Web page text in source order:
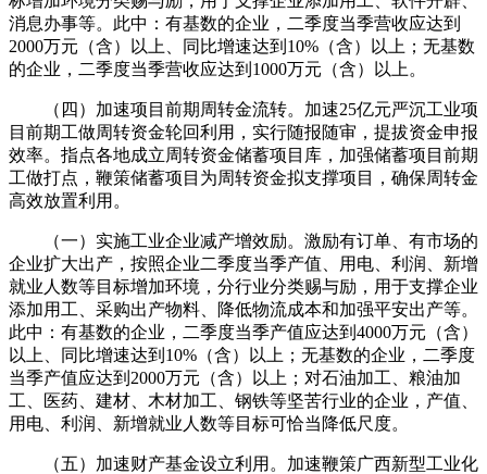
消息办事等。此中：有基数的企业，二季度当季营收应达到
2000万元（含）以上、同比增速达到10%（含）以上；无基数
的企业，二季度当季营收应达到1000万元（含）以上。
（四）加速项目前期周转金流转。加速25亿元严沉工业项
目前期工做周转资金轮回利用，实行随报随审，提拔资金申报
效率。指点各地成立周转资金储蓄项目库，加强储蓄项目前期
工做打点，鞭策储蓄项目为周转资金拟支撑项目，确保周转金
高效放置利用。
（一）实施工业企业减产增效励。激励有订单、有市场的
企业扩大出产，按照企业二季度当季产值、用电、利润、新增
就业人数等目标增加环境，分行业分类赐与励，用于支撑企业
添加用工、采购出产物料、降低物流成本和加强平安出产等。
此中：有基数的企业，二季度当季产值应达到4000万元（含）
以上、同比增速达到10%（含）以上；无基数的企业，二季度
当季产值应达到2000万元（含）以上；对石油加工、粮油加
工、医药、建材、木材加工、钢铁等坚苦行业的企业，产值、
用电、利润、新增就业人数等目标可恰当降低尺度。
（五）加速财产基金设立利用。加速鞭策广西新型工业化